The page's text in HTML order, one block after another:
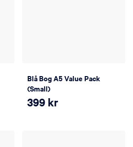
Blå Bog A5 Value Pack
(Small)
399 kr